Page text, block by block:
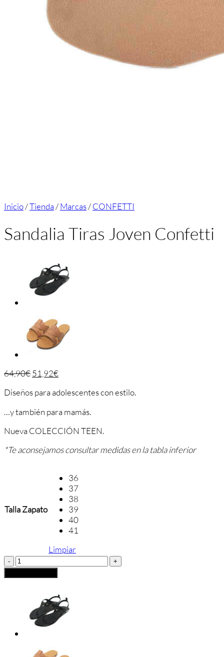
Inicio/Tienda/Marcas/CONFETTI
Sandalia Tiras Joven Confetti
64,90€51,92€
Diseños para adolescentes con estilo.
…y también para mamás.
Nueva COLECCIÓN TEEN.
*Te aconsejamos consultar medidas en la tabla inferior
Talla Zapato
36
37
38
39
40
41
Limpiar
Sandalia
Tiras
Joven
cantidad